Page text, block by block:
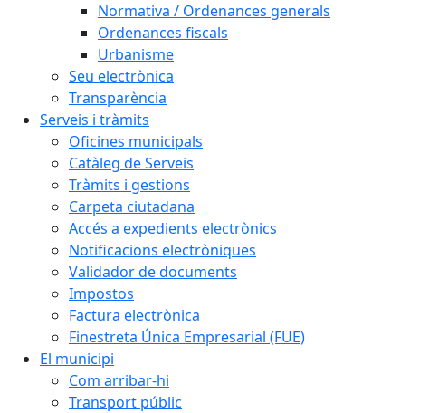
Normativa / Ordenances generals
Ordenances fiscals
Urbanisme
Seu electrònica
Transparència
Serveis i tràmits
Oficines municipals
Catàleg de Serveis
Tràmits i gestions
Carpeta ciutadana
Accés a expedients electrònics
Notificacions electròniques
Validador de documents
Impostos
Factura electrònica
Finestreta Única Empresarial (FUE)
El municipi
Com arribar-hi
Transport públic